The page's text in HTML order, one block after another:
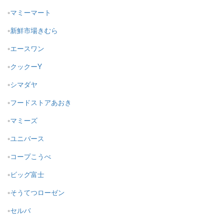
マミーマート
新鮮市場きむら
エースワン
クックーY
シマダヤ
フードストアあおき
マミーズ
ユニバース
コープこうべ
ビッグ富士
そうてつローゼン
セルバ